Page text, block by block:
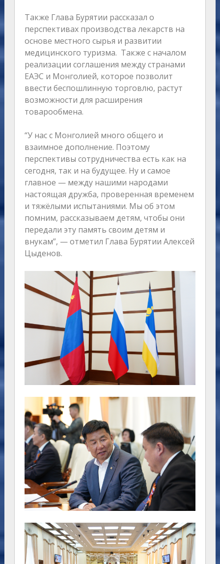
Также Глава Бурятии рассказал о
перспективах производства лекарств на
основе местного сырья и развитии
медицинского туризма. Также с началом
реализации соглашения между странами
ЕАЭС и Монголией, которое позволит
ввести беспошлинную торговлю, растут
возможности для расширения
товарообмена.
“У нас с Монголией много общего и
взаимное дополнение. Поэтому
перспективы сотрудничества есть как на
сегодня, так и на будущее. Ну и самое
главное — между нашими народами
настоящая дружба, проверенная временем
и тяжёлыми испытаниями. Мы об этом
помним, рассказываем детям, чтобы они
передали эту память своим детям и
внукам”, — отметил Глава Бурятии Алексей
Цыденов.